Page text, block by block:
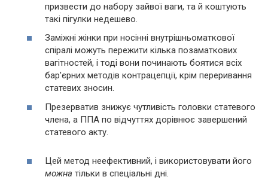
призвести до набору зайвої ваги, та й коштують
такі пігулки недешево.
Заміжні жінки при носінні внутрішньоматкової
спіралі можуть пережити кілька позаматкових
вагітностей, і тоді вони починають боятися всіх
бар'єрних методів контрацепції, крім переривання
статевих зносин.
Презерватив знижує чутливість головки статевого
члена, а ППА по відчуттях дорівнює завершений
статевого акту.
Цей метод неефективний, і використовувати його
можна тільки в спеціальні дні.